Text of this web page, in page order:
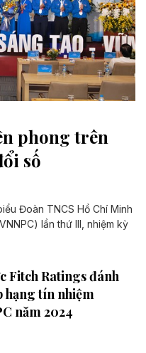
phong trên
số
Đoàn TNCS Hồ Chí Minh
lần thứ III, nhiệm kỳ
Fitch Ratings đánh
hạng tín nhiệm
năm 2024